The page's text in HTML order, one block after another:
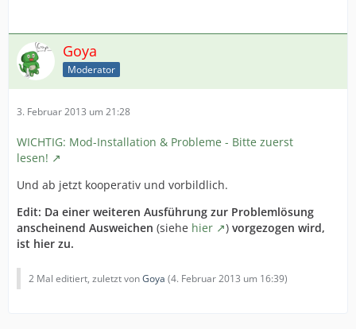
Goya
Moderator
3. Februar 2013 um 21:28
WICHTIG: Mod-Installation & Probleme - Bitte zuerst
lesen!
Und ab jetzt kooperativ und vorbildlich.
Edit: Da einer weiteren Ausführung zur Problemlösung
anscheinend Ausweichen (siehe hier ) vorgezogen wird,
ist hier zu.
2 Mal editiert, zuletzt vonGoya (4. Februar 2013 um 16:39)